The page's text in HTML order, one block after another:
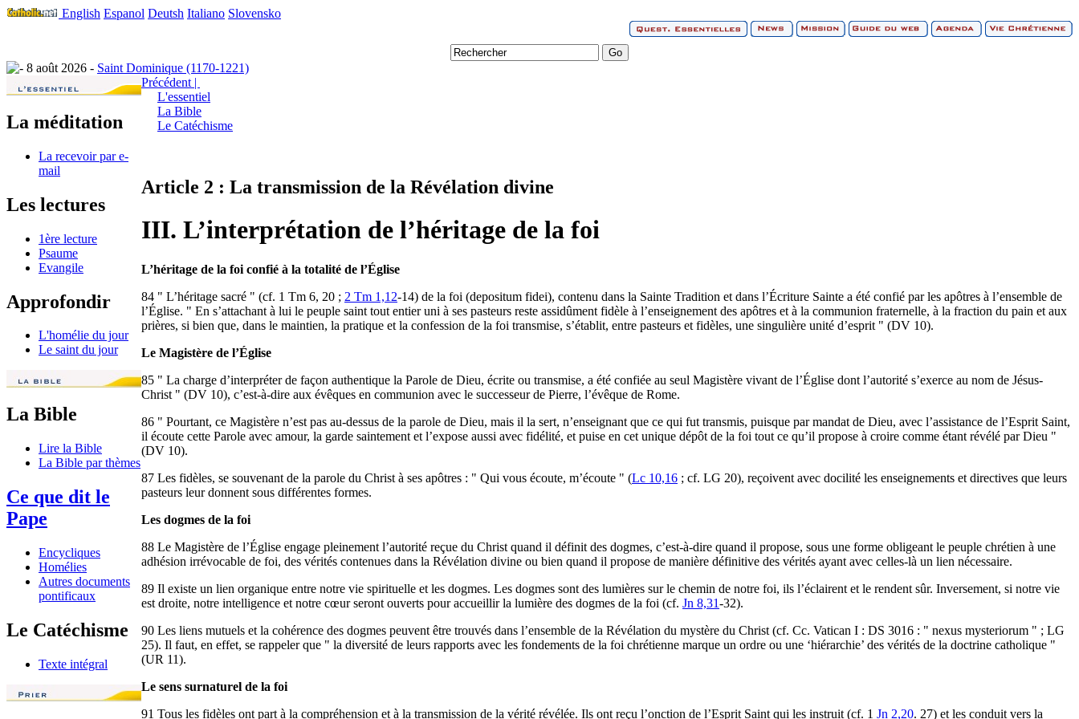
English Espanol Deutsh Italiano Slovensko
8 août 2026 - Saint Dominique (1170-1221)
La méditation
La recevoir par e-
mail
Les lectures
1ère lecture
Psaume
Evangile
Approfondir
L'homélie du jour
Le saint du jour
La Bible
Lire la Bible
La Bible par thèmes
Ce que dit le
Pape
Encycliques
Homélies
Autres documents
pontificaux
Le Catéchisme
Texte intégral
Précédent |
L'essentiel
La Bible
Le Catéchisme
Article 2 : La transmission de la Révélation divine
III. L’interprétation de l’héritage de la foi
L’héritage de la foi confié à la totalité de l’Église
84 " L’héritage sacré " (cf. 1 Tm 6, 20 ; 2 Tm 1,12-14) de la foi (depositum fidei), contenu dans la Sainte Tradition et dans l’Écriture Sainte a été confié par les apôtres à l’ensemble de
l’Église. " En s’attachant à lui le peuple saint tout entier uni à ses pasteurs reste assidûment fidèle à l’enseignement des apôtres et à la communion fraternelle, à la fraction du pain et aux
prières, si bien que, dans le maintien, la pratique et la confession de la foi transmise, s’établit, entre pasteurs et fidèles, une singulière unité d’esprit " (DV 10).
Le Magistère de l’Église
85 " La charge d’interpréter de façon authentique la Parole de Dieu, écrite ou transmise, a été confiée au seul Magistère vivant de l’Église dont l’autorité s’exerce au nom de Jésus-
Christ " (DV 10), c’est-à-dire aux évêques en communion avec le successeur de Pierre, l’évêque de Rome.
86 " Pourtant, ce Magistère n’est pas au-dessus de la parole de Dieu, mais il la sert, n’enseignant que ce qui fut transmis, puisque par mandat de Dieu, avec l’assistance de l’Esprit Saint,
il écoute cette Parole avec amour, la garde saintement et l’expose aussi avec fidélité, et puise en cet unique dépôt de la foi tout ce qu’il propose à croire comme étant révélé par Dieu "
(DV 10).
87 Les fidèles, se souvenant de la parole du Christ à ses apôtres : " Qui vous écoute, m’écoute " (Lc 10,16 ; cf. LG 20), reçoivent avec docilité les enseignements et directives que leurs
pasteurs leur donnent sous différentes formes.
Les dogmes de la foi
88 Le Magistère de l’Église engage pleinement l’autorité reçue du Christ quand il définit des dogmes, c’est-à-dire quand il propose, sous une forme obligeant le peuple chrétien à une
adhésion irrévocable de foi, des vérités contenues dans la Révélation divine ou bien quand il propose de manière définitive des vérités ayant avec celles-là un lien nécessaire.
89 Il existe un lien organique entre notre vie spirituelle et les dogmes. Les dogmes sont des lumières sur le chemin de notre foi, ils l’éclairent et le rendent sûr. Inversement, si notre vie
est droite, notre intelligence et notre cœur seront ouverts pour accueillir la lumière des dogmes de la foi (cf. Jn 8,31-32).
90 Les liens mutuels et la cohérence des dogmes peuvent être trouvés dans l’ensemble de la Révélation du mystère du Christ (cf. Cc. Vatican I : DS 3016 : " nexus mysteriorum " ; LG
25). Il faut, en effet, se rappeler que " la diversité de leurs rapports avec les fondements de la foi chrétienne marque un ordre ou une ‘hiérarchie’ des vérités de la doctrine catholique "
(UR 11).
Le sens surnaturel de la foi
91 Tous les fidèles ont part à la compréhension et à la transmission de la vérité révélée. Ils ont reçu l’onction de l’Esprit Saint qui les instruit (cf. 1 Jn 2,20. 27) et les conduit vers la